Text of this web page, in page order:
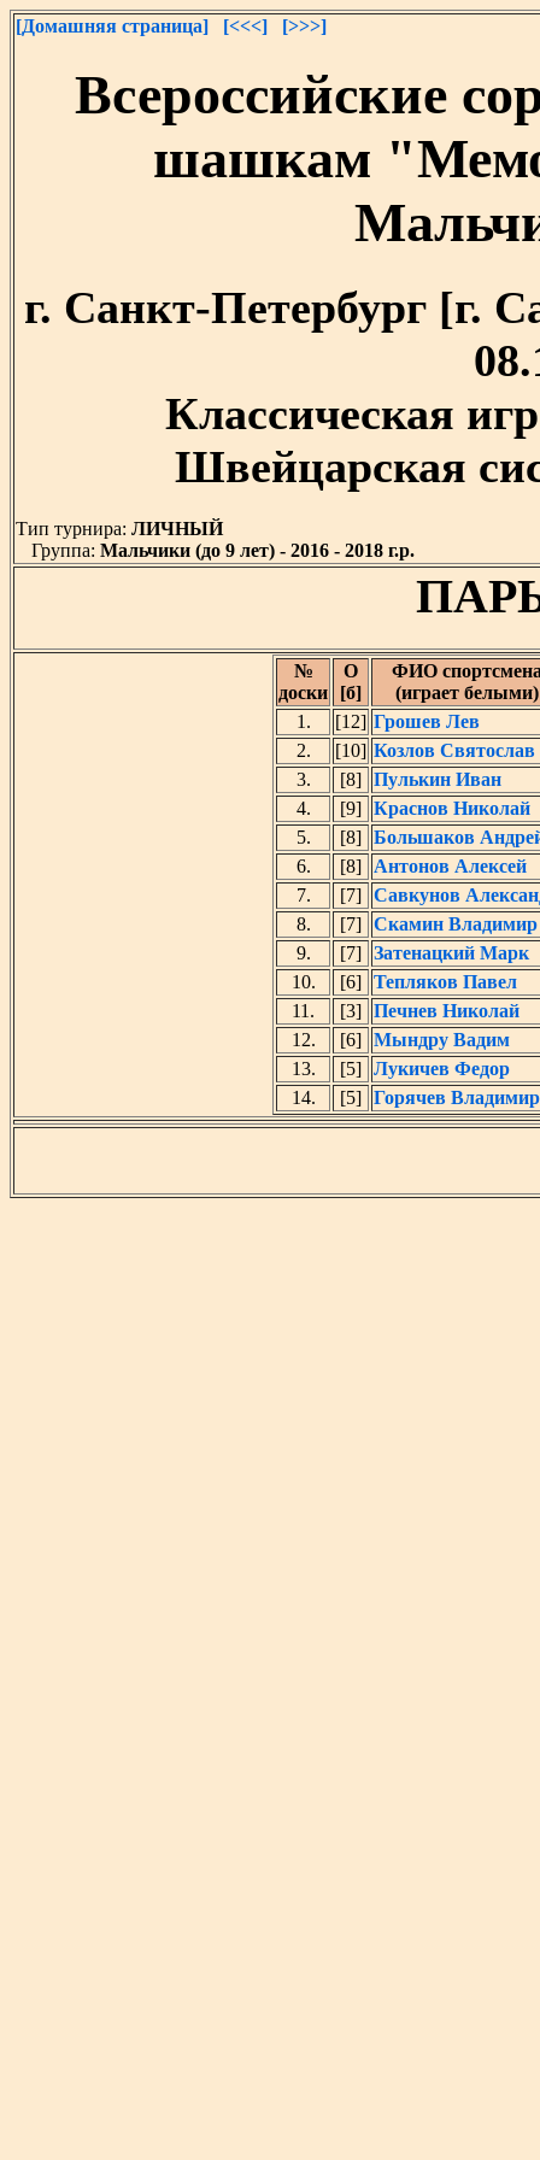
[Домашняя страница] [<<<] [>>>]
Всероссийские
шашкам
г. Санкт-Петербург [г.
Классическая
Швейцарская
Тип турнира: ЛИЧНЫЙ
Группа: Мальчики (до 9 лет) - 2016 - 2018 г.р.
№
доски
O
[б]
ФИО
(играет белыми)
1.
[12] Грошев Лев
2.
[10] Козлов Святослав
3.
[8] Пулькин Иван
4.
[9] Краснов Николай
5.
[8] Большаков
6.
[8]
Антонов Алексей
7.
[7] Савкунов
8.
[7] Скамин Владимир
9.
[7] Затенацкий Марк
10.
[6] Тепляков Павел
11.
[3] Печнев Николай
12.
[6] Мындру Вадим
13.
[5] Лукичев Федор
14.
[5] Горячев Владимир